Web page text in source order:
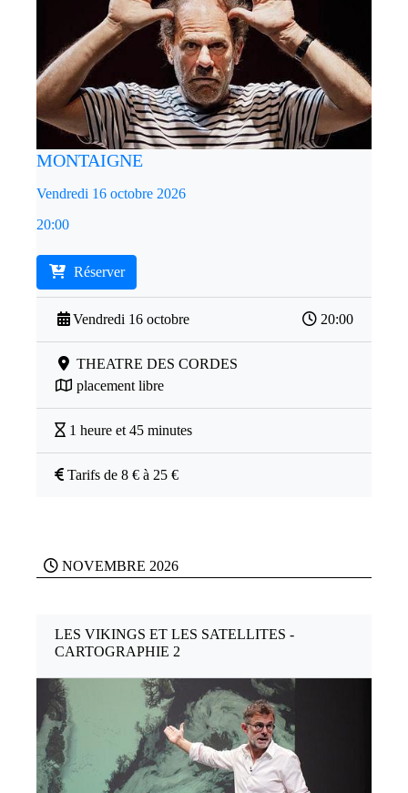
MONTAIGNE
Vendredi 16 octobre 2026
20:00
Réserver
Vendredi 16 octobre 20:00
THEATRE DES CORDES
placement libre
1 heure et 45 minutes
Tarifs de 8 € à 25 €
NOVEMBRE 2026
LES VIKINGS ET LES SATELLITES -
CARTOGRAPHIE 2